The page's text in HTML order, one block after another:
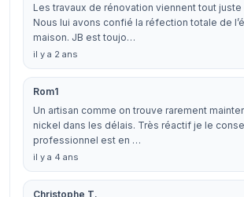
Les travaux de rénovation viennent tout
Nous lui avons confié la réfection totale de
maison. JB est toujo…
il y a 2 ans
Rom1
Un artisan comme on trouve rarement
nickel dans les délais. Très réactif je le
professionnel est en …
il y a 4 ans
Christophe T.